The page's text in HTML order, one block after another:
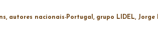
autores nacionais-Portugal grupo LIDEL Jorge